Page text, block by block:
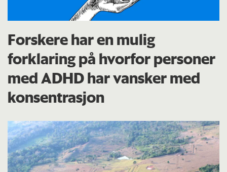
Forskere har en mulig
forklaring på hvorfor personer
med ADHD har vansker med
konsentrasjon